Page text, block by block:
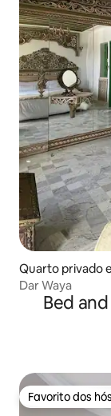
Quarto privado
Dar Waya
Bed
Favorito dos
Favorito dos